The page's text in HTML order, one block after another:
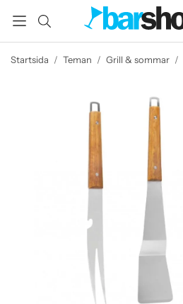
Startsida / Teman / Grill & sommar /